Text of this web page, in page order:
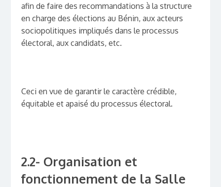
afin de faire des recommandations à la structure
en charge des élections au Bénin, aux acteurs
sociopolitiques impliqués dans le processus
électoral, aux candidats, etc.
Ceci en vue de garantir le caractère crédible,
équitable et apaisé du processus électoral.
2.2- Organisation et
fonctionnement de la Salle